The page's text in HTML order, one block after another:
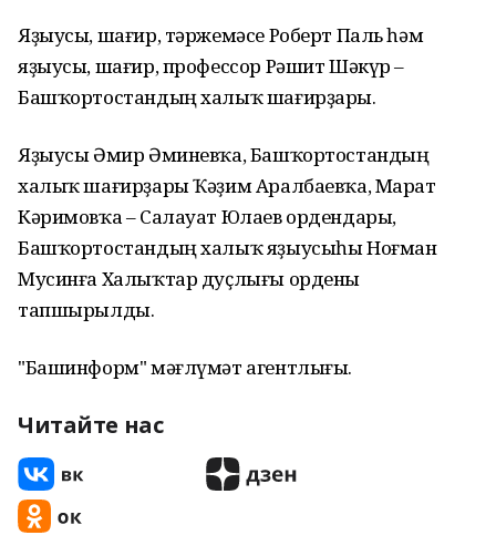
Яҙыусы, шағир, тәржемәсе Роберт Паль һәм
яҙыусы, шағир, профессор Рәшит Шәкүр –
Башҡортостандың халыҡ шағирҙары.
Яҙыусы Әмир Әминевҡа, Башҡортостандың
халыҡ шағирҙары Ҡәҙим Аралбаевҡа, Марат
Кәримовҡа – Салауат Юлаев ордендары,
Башҡортостандың халыҡ яҙыусыһы Ноғман
Мусинға Халыҡтар дуҫлығы ордены
тапшырылды.
"Башинформ" мәғлүмәт агентлығы.
Читайте нас